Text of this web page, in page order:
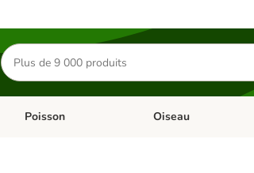
Rechercher
des
produits
Dérouler les catégories: Rongeur & Co
Poisson Dérouler les
Oiseau